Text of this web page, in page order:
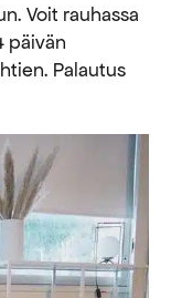
Voit rauhassa
päivän
Palautus